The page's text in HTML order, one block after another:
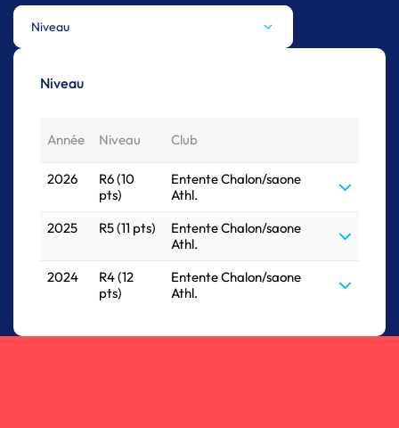
Niveau
Niveau
Année Niveau Club
2026
R6 (10
pts)
Entente Chalon/saone
Athl.
2025
R5 (11 pts)
Entente Chalon/saone
Athl.
2024
R4 (12
pts)
Entente Chalon/saone
Athl.